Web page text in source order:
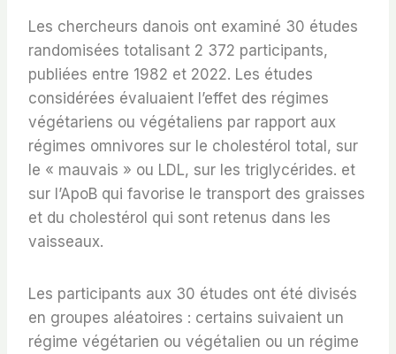
Les chercheurs danois ont examiné 30 études
randomisées totalisant 2 372 participants,
publiées entre 1982 et 2022. Les études
considérées évaluaient l’effet des régimes
végétariens ou végétaliens par rapport aux
régimes omnivores sur le cholestérol total, sur
le « mauvais » ou LDL, sur les triglycérides. et
sur l’ApoB qui favorise le transport des graisses
et du cholestérol qui sont retenus dans les
vaisseaux.
Les participants aux 30 études ont été divisés
en groupes aléatoires : certains suivaient un
régime végétarien ou végétalien ou un régime